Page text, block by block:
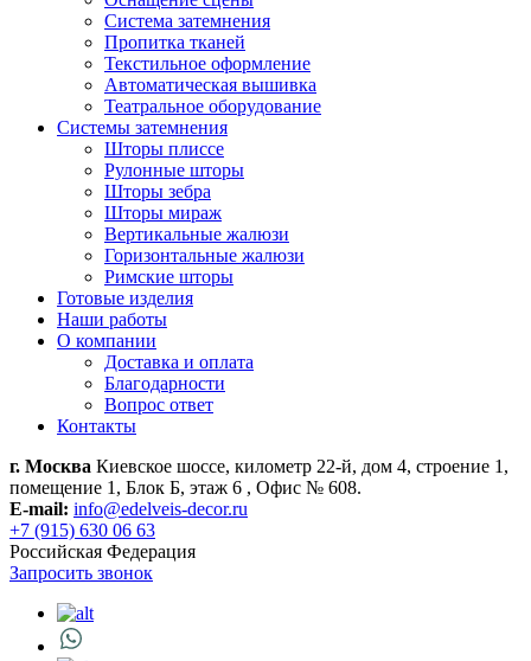
Система затемнения
Пропитка тканей
Текстильное оформление
Автоматическая вышивка
Театральное оборудование
Системы затемнения
Шторы плиссе
Рулонные шторы
Шторы зебра
Шторы мираж
Вертикальные жалюзи
Горизонтальные жалюзи
Римские шторы
Готовые изделия
Наши работы
О компании
Доставка и оплата
Благодарности
Вопрос ответ
Контакты
г. Москва Киевское шоссе, километр 22-й, дом 4, строение 1,
помещение 1, Блок Б, этаж 6 , Офис № 608.
E-mail: info@edelveis-decor.ru
+7 (915) 630 06 63
Российская Федерация
Запросить звонок